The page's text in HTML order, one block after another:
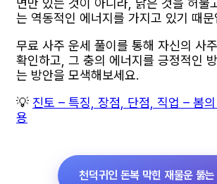
면만 있는 것이 아니라, 낡은 것을 허물
는 역동적인 에너지를 가지고 있기 때문
무료 사주 운세 풀이를 통해 자신의 사
확인하고, 그 충의 에너지를 긍정적인
는 방안을 모색해보세요.
💡 진토 – 특징, 장점, 단점, 직업 – 봄
용
천덕귀인 돈복 막힌 재물운 뚫는